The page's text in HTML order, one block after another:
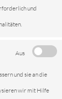
und
Aus
und sie an die
wir mit Hilfe